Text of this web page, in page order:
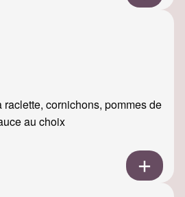
cornichons, pommes de
au choix